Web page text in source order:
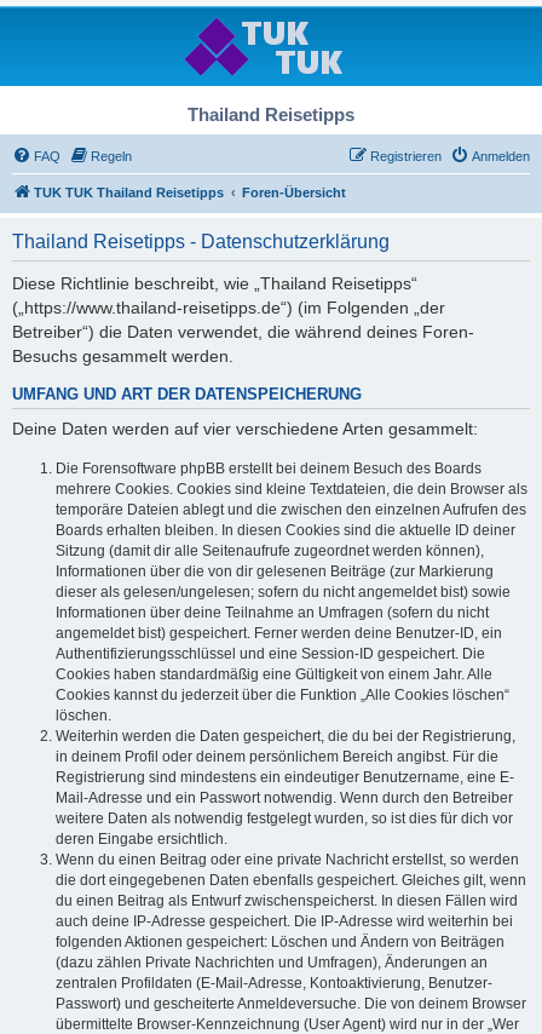
Thailand Reisetipps
FAQ Regeln Anmelden
Registrieren
TUK TUK Thailand Reisetipps Foren-Übersicht
Thailand Reisetipps - Datenschutzerklärung
Diese Richtlinie beschreibt, wie „Thailand Reisetipps“
(„https://www.thailand-reisetipps.de“) (im Folgenden „der
Betreiber“) die Daten verwendet, die während deines Foren-
Besuchs gesammelt werden.
UMFANG UND ART DER DATENSPEICHERUNG
Deine Daten werden auf vier verschiedene Arten gesammelt:
Die Forensoftware phpBB erstellt bei deinem Besuch des Boards
mehrere Cookies. Cookies sind kleine Textdateien, die dein Browser als
temporäre Dateien ablegt und die zwischen den einzelnen Aufrufen des
Boards erhalten bleiben. In diesen Cookies sind die aktuelle ID deiner
Sitzung (damit dir alle Seitenaufrufe zugeordnet werden können),
Informationen über die von dir gelesenen Beiträge (zur Markierung
dieser als gelesen/ungelesen; sofern du nicht angemeldet bist) sowie
Informationen über deine Teilnahme an Umfragen (sofern du nicht
angemeldet bist) gespeichert. Ferner werden deine Benutzer-ID, ein
Authentifizierungsschlüssel und eine Session-ID gespeichert. Die
Cookies haben standardmäßig eine Gültigkeit von einem Jahr. Alle
Cookies kannst du jederzeit über die Funktion „Alle Cookies löschen“
löschen.
Weiterhin werden die Daten gespeichert, die du bei der Registrierung,
in deinem Profil oder deinem persönlichem Bereich angibst. Für die
Registrierung sind mindestens ein eindeutiger Benutzername, eine E-
Mail-Adresse und ein Passwort notwendig. Wenn durch den Betreiber
weitere Daten als notwendig festgelegt wurden, so ist dies für dich vor
deren Eingabe ersichtlich.
Wenn du einen Beitrag oder eine private Nachricht erstellst, so werden
die dort eingegebenen Daten ebenfalls gespeichert. Gleiches gilt, wenn
du einen Beitrag als Entwurf zwischenspeicherst. In diesen Fällen wird
auch deine IP-Adresse gespeichert. Die IP-Adresse wird weiterhin bei
folgenden Aktionen gespeichert: Löschen und Ändern von Beiträgen
(dazu zählen Private Nachrichten und Umfragen), Änderungen an
zentralen Profildaten (E-Mail-Adresse, Kontoaktivierung, Benutzer-
Passwort) und gescheiterte Anmeldeversuche. Die von deinem Browser
übermittelte Browser-Kennzeichnung (User Agent) wird nur in der „Wer